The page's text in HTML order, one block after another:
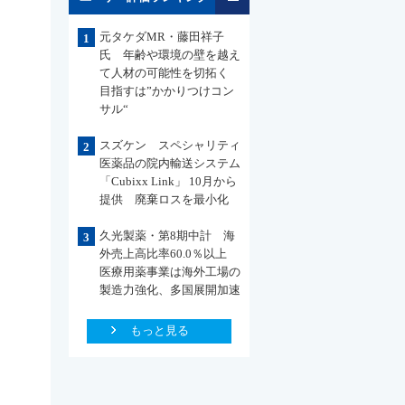
1
元タケダMR・藤田祥子
氏 年齢や環境の壁を越え
て人材の可能性を切拓く
目指すは”かかりつけコン
サル“
2
スズケン スペシャリティ
医薬品の院内輸送システム
「Cubixx Link」 10月から
提供 廃棄ロスを最小化
3
久光製薬・第8期中計 海
外売上高比率60.0％以上
医療用薬事業は海外工場の
製造力強化、多国展開加速
もっと見る